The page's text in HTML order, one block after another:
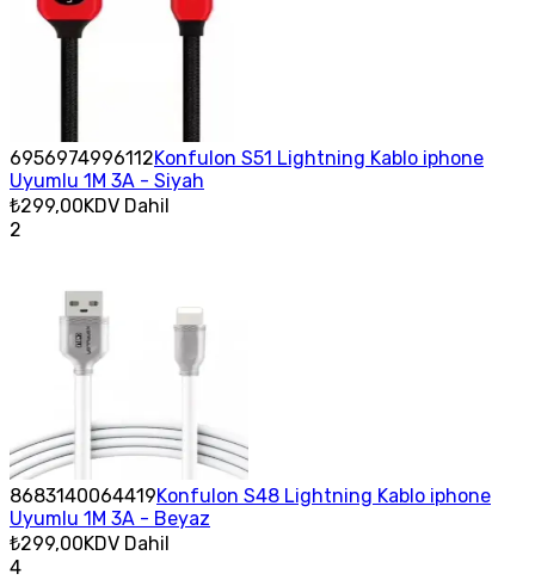
6956974996112Konfulon S51 Lightning Kablo iphone
Uyumlu 1M 3A - Siyah
₺299,00KDV Dahil
2
8683140064419Konfulon S48 Lightning Kablo iphone
Uyumlu 1M 3A - Beyaz
₺299,00KDV Dahil
4